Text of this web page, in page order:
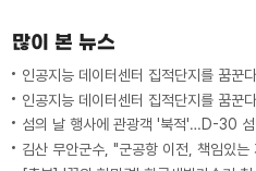
많이 본 뉴스
인공지능 데이터센터 집적단지를 꿈꾼다
인공지능 데이터센터 집적단지를 꿈꾼다
섬의 날 행사에 관광객 '북적'…D-30 섬
김산 무안군수, "군공항 이전, 책임있는